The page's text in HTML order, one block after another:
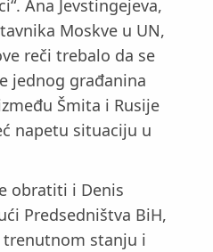
Ana Јevstingejeva,
Moskve u UN,
reči trebalo da se
jednog građanina
Šmita i Rusije
napetu situaciju u
obratiti i Denis
Predsedništva BiH,
trenutnom stanju i